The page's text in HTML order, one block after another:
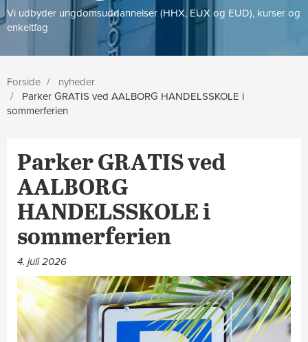
Vi udbyder ungdomsuddannelser (HHX, EUX og EUD), kurser og
enkeltfag
Forside
nyheder
Parker GRATIS ved AALBORG HANDELSSKOLE i
sommerferien
Parker GRATIS ved
AALBORG
HANDELSSKOLE i
sommerferien
4. juli 2026